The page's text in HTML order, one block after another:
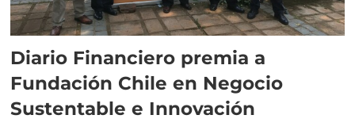
Diario Financiero premia a
Fundación Chile en Negocio
Sustentable e Innovación